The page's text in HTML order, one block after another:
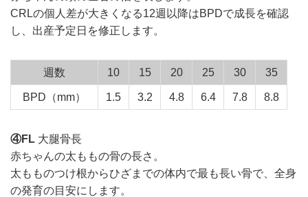
CRLの個人差が大きくなる12週以降はBPDで成長を確認
し、出産予定日を修正します。
週数 10 15 20 25 30 35
BPD（mm） 1.5 3.2 4.8 6.4 7.8 8.8
④FL 大腿骨長
赤ちゃんの太ももの骨の長さ。
太もものつけ根からひざまでの体内で最も長い骨で、全身
の発育の目安にします。